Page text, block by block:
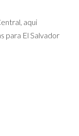
aqui
para El Salvador